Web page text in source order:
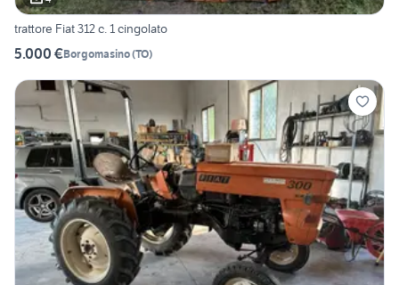
trattore Fiat 312 c. 1 cingolato
5.000 €Borgomasino(TO)